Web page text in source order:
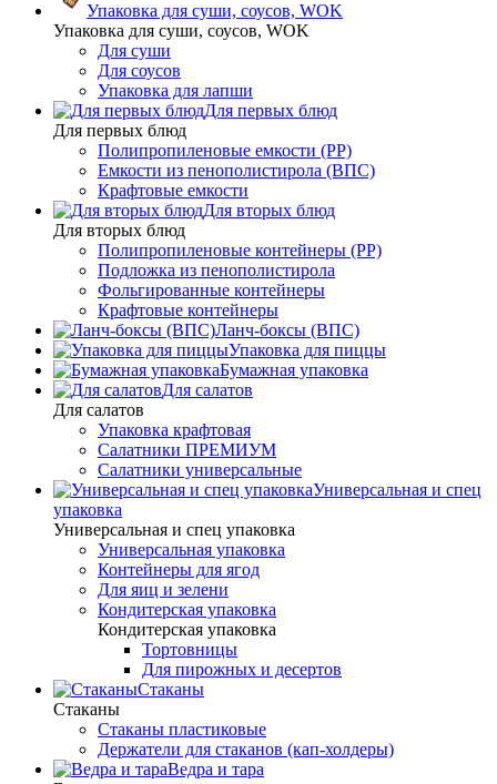
Упаковка для суши, соусов, WOK
Упаковка для суши, соусов, WOK
Для суши
Для соусов
Упаковка для лапши
Для первых блюд
Для первых блюд
Полипропиленовые емкости (PP)
Емкости из пенополистирола (ВПС)
Крафтовые емкости
Для вторых блюд
Для вторых блюд
Полипропиленовые контейнеры (PP)
Подложка из пенополистирола
Фольгированные контейнеры
Крафтовые контейнеры
Ланч-боксы (ВПС)
Упаковка для пиццы
Бумажная упаковка
Для салатов
Для салатов
Упаковка крафтовая
Салатники ПРЕМИУМ
Салатники универсальные
Универсальная и спец
упаковка
Универсальная и спец упаковка
Универсальная упаковка
Контейнеры для ягод
Для яиц и зелени
Кондитерская упаковка
Кондитерская упаковка
Тортовницы
Для пирожных и десертов
Стаканы
Стаканы
Стаканы пластиковые
Держатели для стаканов (кап-холдеры)
Ведра и тара